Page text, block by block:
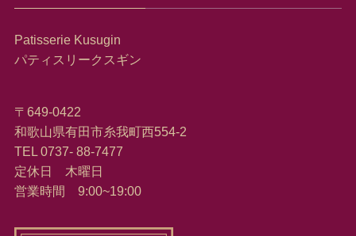
Patisserie Kusugin
パティスリークスギン
〒649-0422
和歌山県有田市糸我町西554-2
TEL 0737- 88-7477
定休日 木曜日
営業時間 9:00~19:00